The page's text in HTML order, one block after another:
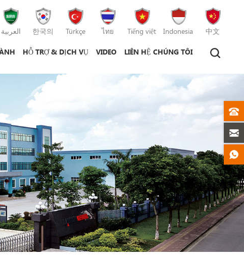
العربية 한국의 Türkçe ไทย Tiếng việt Indonesia 中文
HỖ TRỢ & DỊCH VỤ VIDEO LIÊN HỆ CHÚNG TÔI